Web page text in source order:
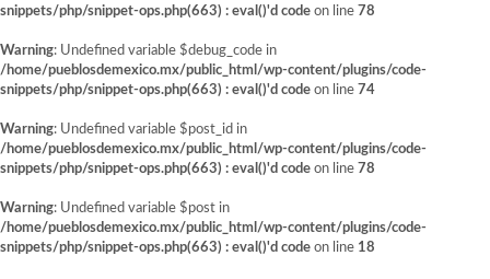
snippets/php/snippet-ops.php(663) : eval()'d code on line 78
Warning: Undefined variable $debug_code in
/home/pueblosdemexico.mx/public_html/wp-content/plugins/code-
snippets/php/snippet-ops.php(663) : eval()'d code on line 74
Warning: Undefined variable $post_id in
/home/pueblosdemexico.mx/public_html/wp-content/plugins/code-
snippets/php/snippet-ops.php(663) : eval()'d code on line 78
Warning: Undefined variable $post in
/home/pueblosdemexico.mx/public_html/wp-content/plugins/code-
snippets/php/snippet-ops.php(663) : eval()'d code on line 18